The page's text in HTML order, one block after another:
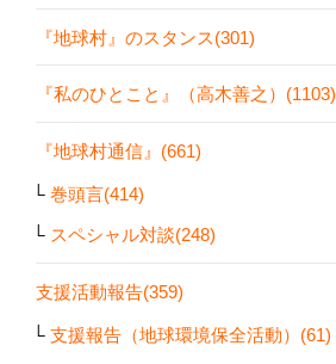
『地球村』のスタンス(301)
『私のひとこと』（高木善之）(1103)
『地球村通信』(661)
巻頭言(414)
スペシャル対談(248)
支援活動報告(359)
支援報告（地球環境保全活動）(61)